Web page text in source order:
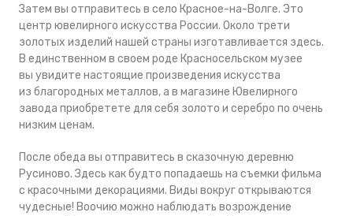
Затем вы отправитесь в село Красное-на-Волге. Это
центр ювелирного искусства России. Около трети
золотых изделий нашей страны изготавливается здесь.
В единственном в своем роде Красносельском музее
вы увидите настоящие произведения искусства
из благородных металлов, а в магазине Ювелирного
завода приобретете для себя золото и серебро по очень
низким ценам.
После обеда вы отправитесь в сказочную деревню
Русиново. Здесь как будто попадаешь на съемки фильма
с красочными декорациями. Виды вокруг открываются
чудесные! Воочию можно наблюдать возрождение